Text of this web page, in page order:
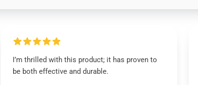
I’m thrilled with this product; it has proven to
be both effective and durable.